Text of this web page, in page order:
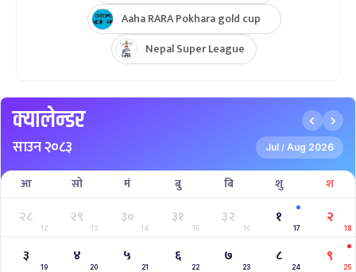
Aaha RARA Pokhara gold cup
Nepal Super League
क्यालेन्डर
साउन २०८३ Jul / Aug 2026
आ सो मं बु बि शु श
२८
12
२९
13
३०
14
३१
15
३२
16
१
17
२
18
३
19
४
20
५
21
६
22
७
23
८
24
९
25